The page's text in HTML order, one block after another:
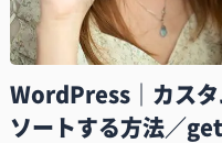
WordPress｜カス
ソートする方法／